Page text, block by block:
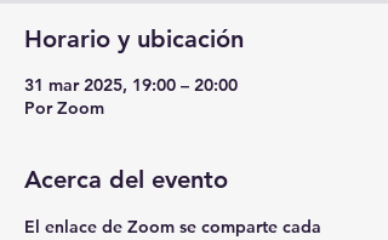
Horario y ubicación
31 mar 2025, 19:00 – 20:00
Por Zoom
Acerca del evento
El enlace de Zoom se comparte cada